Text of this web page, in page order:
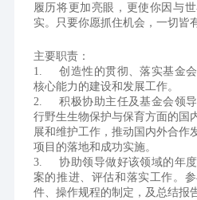
履历将更加亮眼，更使你因与
实。只要你愿抓住机会，一切皆
主要职责：
1.	创造性的贯彻、落实基金会的核心战略，以及基金会
核心能力的建设和发展工作。
2.	积极协助主任及基金会领导完成该领域相关工作，进
行野生生物保护与保育方面的国
展和维护工作，推动国内外合作
项目的落地和成功实施。
3.	协助领导做好该领域的年度计划、实施战略、行动方
案的推进、评估和落实工作。
件、操作规程的制定，及总结报